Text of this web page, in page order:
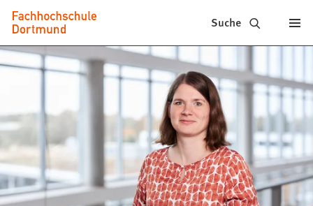
Inhalt anspringen
Fachhochschule
Dortmund
-
Studiengänge,
Bewerbung
Suche